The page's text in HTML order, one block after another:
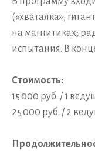
(«хваталка»,
на магнитиках;
испытания. В
Стоимость:
15 000 руб. / 1
25 000 руб. / 2